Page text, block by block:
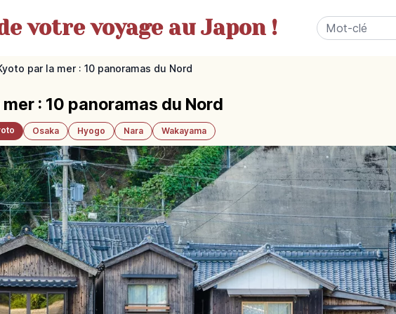
votrevoyage au Japon !
par la mer : 10 panoramas du Nord
: 10 panoramas du Nord
Osaka Hyogo Nara Wakayama